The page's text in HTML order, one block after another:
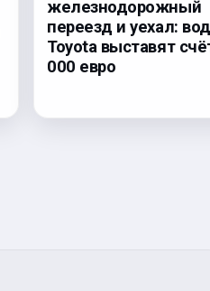
железнодорожный
переезд и уехал:
Toyota выставят
000 евро